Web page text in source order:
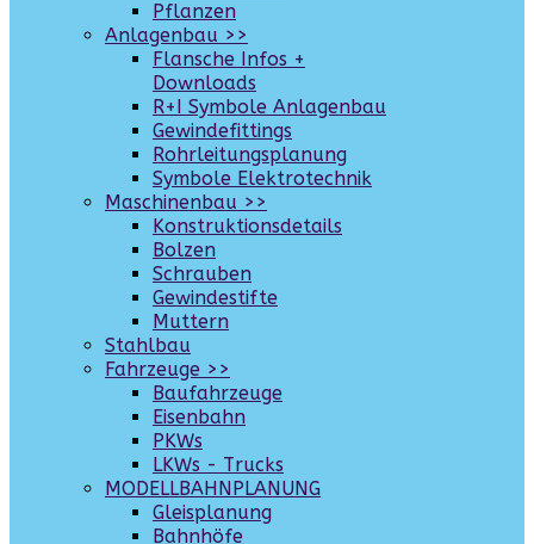
Pflanzen
Anlagenbau >>
Flansche Infos +
Downloads
R+I Symbole Anlagenbau
Gewindefittings
Rohrleitungsplanung
Symbole Elektrotechnik
Maschinenbau >>
Konstruktionsdetails
Bolzen
Schrauben
Gewindestifte
Muttern
Stahlbau
Fahrzeuge >>
Baufahrzeuge
Eisenbahn
PKWs
LKWs - Trucks
MODELLBAHNPLANUNG
Gleisplanung
Bahnhöfe